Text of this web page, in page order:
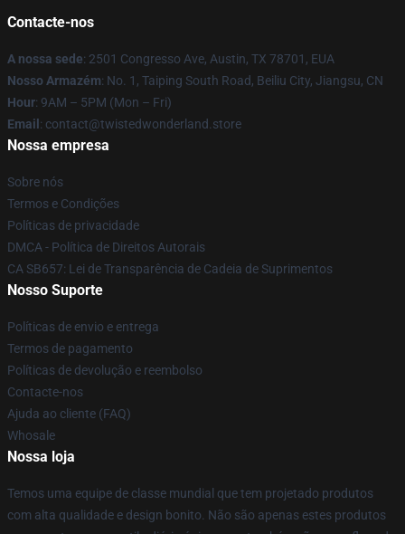
Contacte-nos
A nossa sede: 2501 Congresso Ave, Austin, TX 78701, EUA
Nosso Armazém: No. 1, Taiping South Road, Beiliu City, Jiangsu, CN
Hour: 9AM – 5PM (Mon – Fri)
Email : contact@twistedwonderland.store
Nossa empresa
Sobre nós
Termos e Condições
Políticas de privacidade
DMCA - Política de Direitos Autorais
CA SB657: Lei de Transparência de Cadeia de Suprimentos
Nosso Suporte
Políticas de envio e entrega
Termos de pagamento
Políticas de devolução e reembolso
Contacte-nos
Ajuda ao cliente (FAQ)
Whosale
Nossa loja
Temos uma equipe de classe mundial que tem projetado produtos
com alta qualidade e design bonito. Não são apenas estes produtos